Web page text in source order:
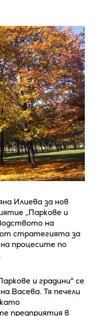
Илиева за нов
„Паркове и
на
стратегията за
процесите по
и градини" се
Васева. Тя печели
предприятия в